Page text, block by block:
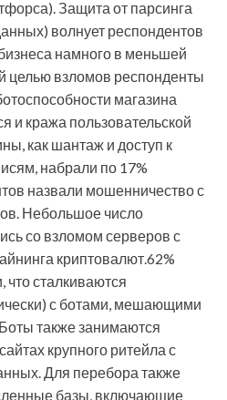
Защита от парсинга
волнует респондентов
намного в меньшей
целью взломов респонденты
магазина
и кража пользовательской
как шантаж и доступ к
набрали по 17%
назвали мошенничество с
Небольшое число
со взломом серверов с
криптовалют.62%
что сталкиваются
с ботами, мешающими
также занимаются
крупного ритейла с
Для перебора также
базы, включающие